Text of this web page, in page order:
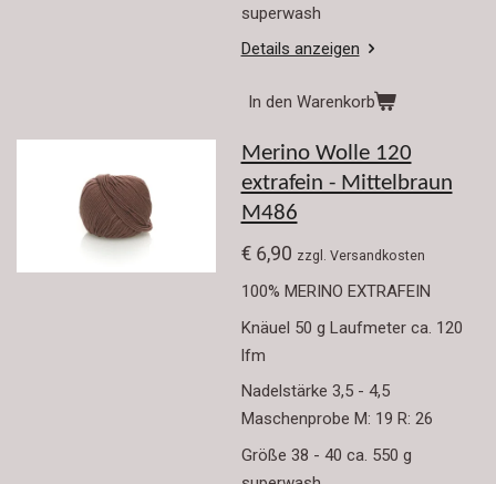
superwash
Details anzeigen
In den Warenkorb
Merino Wolle 120
extrafein - Mittelbraun
M486
€ 6,90 zzgl. Versandkosten
100% MERINO EXTRAFEIN
Knäuel 50 g Laufmeter ca. 120
lfm
Nadelstärke 3,5 - 4,5
Maschenprobe M: 19 R: 26
Größe 38 - 40 ca. 550 g